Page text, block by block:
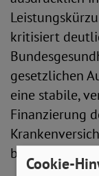
kritisiert
gesetzlichen
eine stabile,
Finanzierung
bereits bis Mai
Cookie-